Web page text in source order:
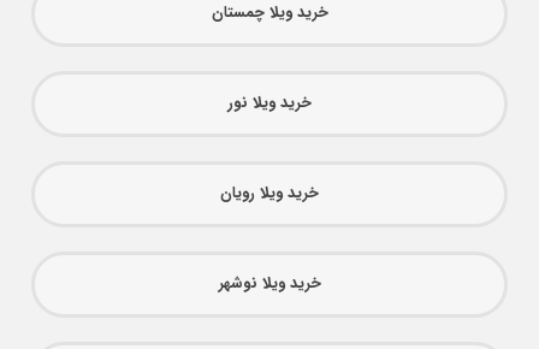
خرید ویلا چمستان
خرید ویلا نور
خرید ویلا رویان
خرید ویلا نوشهر